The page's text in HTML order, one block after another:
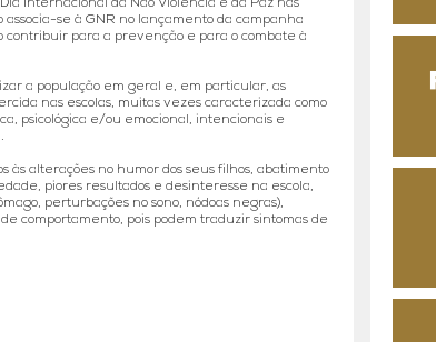
Internacional da Não Violência e da Paz nas
associa-se à GNR no lançamento da campanha
contribuir para a prevenção e para o combate à
a população em geral e, em particular, as
nas escolas, muitas vezes caracterizada como
psicológica e/ou emocional, intencionais e
às alterações no humor dos seus filhos, abatimento
piores resultados e desinteresse na escola,
perturbações no sono, nódoas negras),
comportamento, pois podem traduzir sintomas de